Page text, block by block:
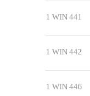
1 WIN 441
1 WIN 442
1 WIN 446